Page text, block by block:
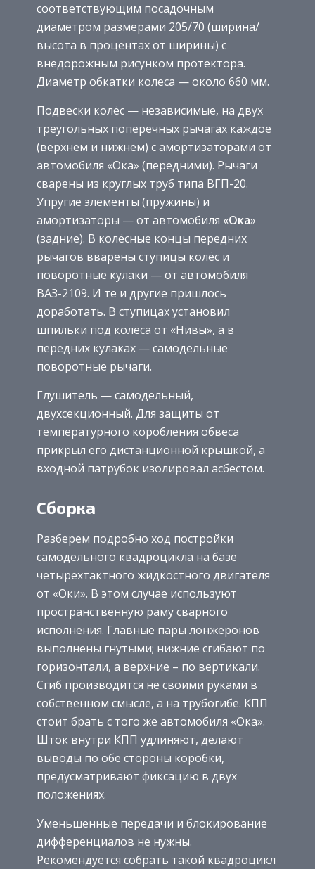
соответствующим посадочным
диаметром размерами 205/70 (ширина/
высота в процентах от ширины) с
внедорожным рисунком протектора.
Диаметр обкатки колеса — около 660 мм.
Подвески колёс — независимые, на двух
треугольных поперечных рычагах каждое
(верхнем и нижнем) с амортизаторами от
автомобиля «Ока» (передними). Рычаги
сварены из круглых труб типа ВГП-20.
Упругие элементы (пружины) и
амортизаторы — от автомобиля «Ока»
(задние). В колёсные концы передних
рычагов вварены ступицы колёс и
поворотные кулаки — от автомобиля
ВАЗ-2109. И те и другие пришлось
доработать. В ступицах установил
шпильки под колёса от «Нивы», а в
передних кулаках — самодельные
поворотные рычаги.
Глушитель — самодельный,
двухсекционный. Для защиты от
температурного коробления обвеса
прикрыл его дистанционной крышкой, а
входной патрубок изолировал асбестом.
Сборка
Разберем подробно ход постройки
самодельного квадроцикла на базе
четырехтактного жидкостного двигателя
от «Оки». В этом случае используют
пространственную раму сварного
исполнения. Главные пары лонжеронов
выполнены гнутыми; нижние сгибают по
горизонтали, а верхние – по вертикали.
Сгиб производится не своими руками в
собственном смысле, а на трубогибе. КПП
стоит брать с того же автомобиля «Ока».
Шток внутри КПП удлиняют, делают
выводы по обе стороны коробки,
предусматривают фиксацию в двух
положениях.
Уменьшенные передачи и блокирование
дифференциалов не нужны.
Рекомендуется собрать такой квадроцикл